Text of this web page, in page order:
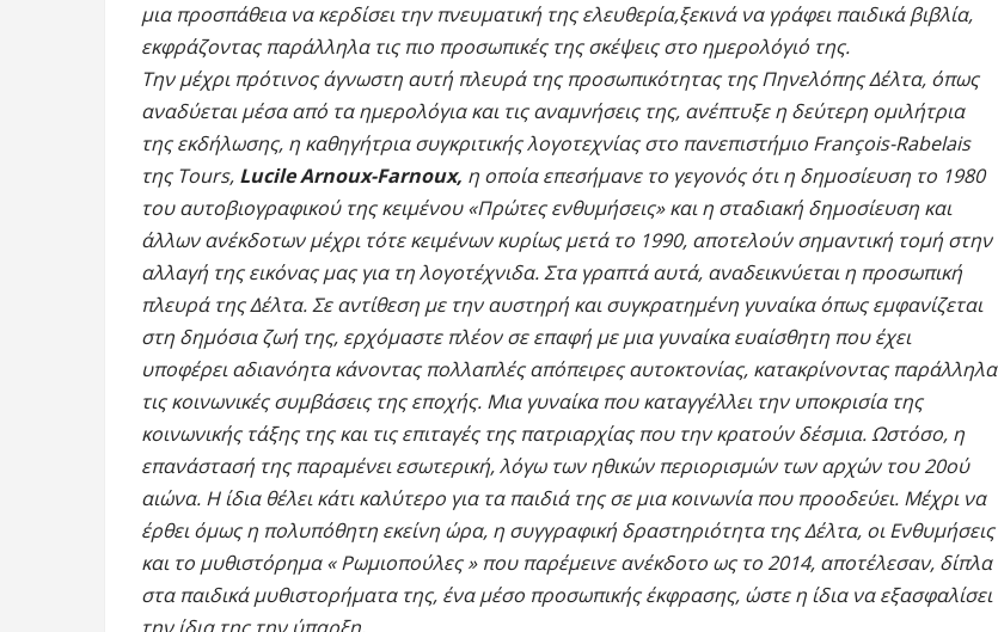
μια προσπάθεια να κερδίσει την πνευματική της ελευθερία,ξεκινά να γράφει παιδικά βιβλία,
εκφράζοντας παράλληλα τις πιο προσωπικές της σκέψεις στο ημερολόγιό της.
Την μέχρι πρότινος άγνωστη αυτή πλευρά της προσωπικότητας της Πηνελόπης Δέλτα, όπως
αναδύεται μέσα από τα ημερολόγια και τις αναμνήσεις της, ανέπτυξε η δεύτερη ομιλήτρια
της εκδήλωσης, η καθηγήτρια συγκριτικής λογοτεχνίας στο πανεπιστήμιο François-Rabelais
της Tours, Lucile Arnoux-Farnoux, η οποία επεσήμανε το γεγονός ότι η δημοσίευση το 1980
του αυτοβιογραφικού της κειμένου «Πρώτες ενθυμήσεις» και η σταδιακή δημοσίευση και
άλλων ανέκδοτων μέχρι τότε κειμένων κυρίως μετά το 1990, αποτελούν σημαντική τομή στην
αλλαγή της εικόνας μας για τη λογοτέχνιδα. Στα γραπτά αυτά, αναδεικνύεται η προσωπική
πλευρά της Δέλτα. Σε αντίθεση με την αυστηρή και συγκρατημένη γυναίκα όπως εμφανίζεται
στη δημόσια ζωή της, ερχόμαστε πλέον σε επαφή με μια γυναίκα ευαίσθητη που έχει
υποφέρει αδιανόητα κάνοντας πολλαπλές απόπειρες αυτοκτονίας, κατακρίνοντας παράλληλα
τις κοινωνικές συμβάσεις της εποχής. Μια γυναίκα που καταγγέλλει την υποκρισία της
κοινωνικής τάξης της και τις επιταγές της πατριαρχίας που την κρατούν δέσμια. Ωστόσο, η
επανάστασή της παραμένει εσωτερική, λόγω των ηθικών περιορισμών των αρχών του 20ού
αιώνα. Η ίδια θέλει κάτι καλύτερο για τα παιδιά της σε μια κοινωνία που προοδεύει. Μέχρι να
έρθει όμως η πολυπόθητη εκείνη ώρα, η συγγραφική δραστηριότητα της Δέλτα, οι Ενθυμήσεις
και το μυθιστόρημα « Ρωμιοπούλες » που παρέμεινε ανέκδοτο ως το 2014, αποτέλεσαν, δίπλα
στα παιδικά μυθιστορήματα της, ένα μέσο προσωπικής έκφρασης, ώστε η ίδια να εξασφαλίσει